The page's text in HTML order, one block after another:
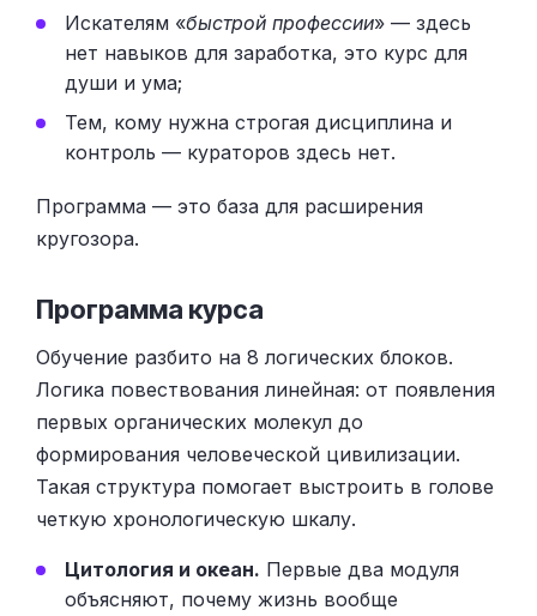
Искателям «быстрой профессии» — здесь
нет навыков для заработка, это курс для
души и ума;
Тем, кому нужна строгая дисциплина и
контроль — кураторов здесь нет.
Программа — это база для расширения
кругозора.
Программа курса
Обучение разбито на 8 логических блоков.
Логика повествования линейная: от появления
первых органических молекул до
формирования человеческой цивилизации.
Такая структура помогает выстроить в голове
четкую хронологическую шкалу.
Цитология и океан. Первые два модуля
объясняют, почему жизнь вообще